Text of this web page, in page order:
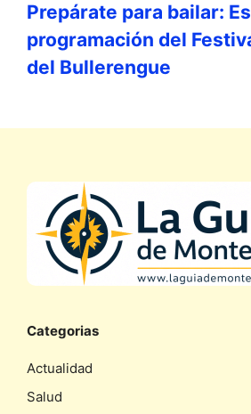
Prepárate para bailar:
programación del
del Bullerengue
Categorias
Actualidad
Salud